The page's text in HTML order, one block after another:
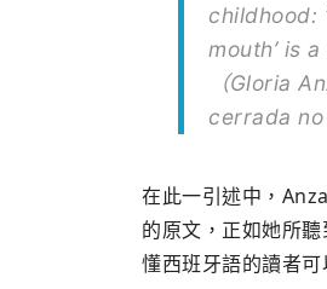
childhood:
mouth’ is
（Gloria
cerrada
在此一引述中，
的原文，正如她所
懂西班牙語的讀者可